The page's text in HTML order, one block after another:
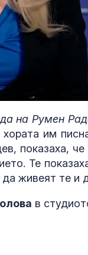
на Румен
им
показаха,
Те
живеят те и
в